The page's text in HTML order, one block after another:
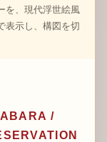
を、現代浮世絵風
表示し、構図を切
/